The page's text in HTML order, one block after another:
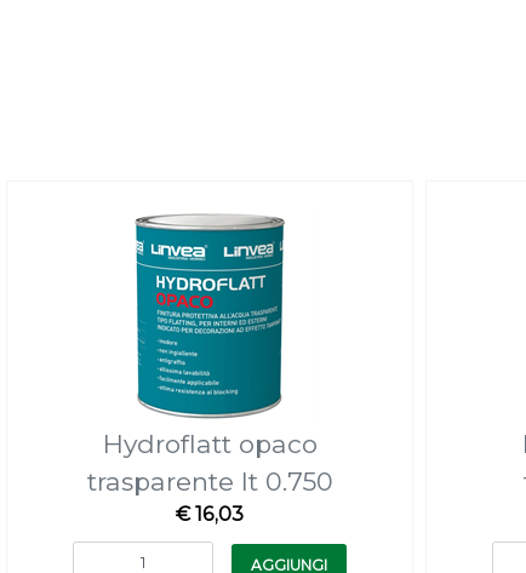
Hydroflatt opaco
trasparente lt 0.750
€ 16,03
Quantità
AGGIUNGI